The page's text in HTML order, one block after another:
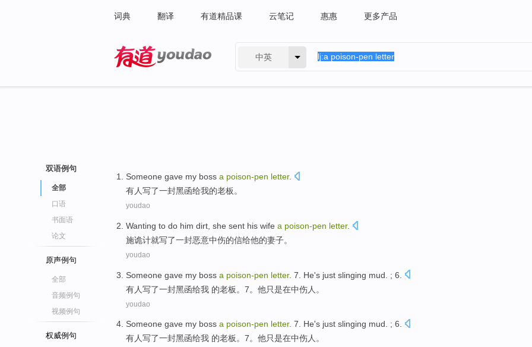
词典 翻译 有道精品课 云笔记 惠惠 更多产品
中英
双语例句
全部
口语
书面语
论文
原声例句
全部
音频例句
视频例句
权威例句
Someone gave my boss a poison-pen letter.
有人写了一封黑函给我的老板 。
youdao
Wanting to do him dirt, she sent his wife a poison-pen letter.
施诡计就写了一封恶意中伤的信给他的妻子。
youdao
Someone gave my boss a poison-pen letter. 7 He's just slinging mud. ; 6.
有人写了一封黑函给我 的老板 。 7。 他只是在中伤人。
youdao
Someone gave my boss a poison-pen letter. 7. He's just slinging mud. ; 6.
有人写了一封黑函给我 的老板。 7。 他只是在中伤人。